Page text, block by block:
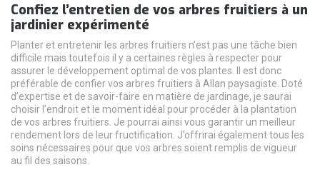
Confiez l’entretien de vos arbres fruitiers à un
jardinier expérimenté
Planter et entretenir les arbres fruitiers n’est pas une tâche bien
difficile mais toutefois il y a certaines règles à respecter pour
assurer le développement optimal de vos plantes. Il est donc
préférable de confier vos arbres fruitiers à Allan paysagiste. Doté
d’expertise et de savoir-faire en matière de jardinage, je saurai
choisir l’endroit et le moment idéal pour procéder à la plantation
de vos arbres fruitiers. Je pourrai ainsi vous garantir un meilleur
rendement lors de leur fructification. J’offrirai également tous les
soins nécessaires pour que vos arbres soient remplis de vigueur
au fil des saisons.